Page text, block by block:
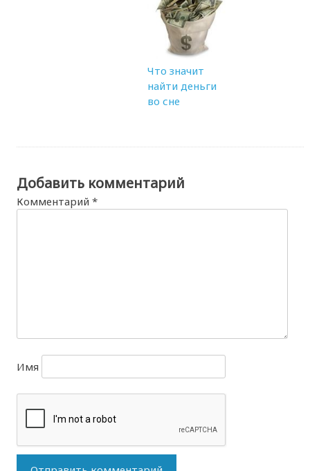
Что значит
найти деньги
во сне
Добавить комментарий
Комментарий*
Имя